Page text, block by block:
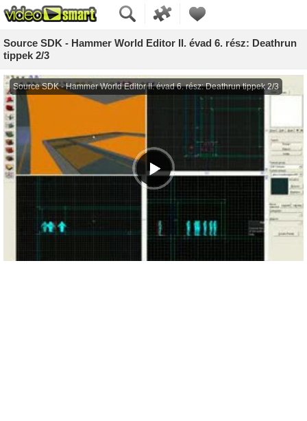
Source SDK - Hammer World Editor II. évad 6. rész: Deathrun
tippek 2/3